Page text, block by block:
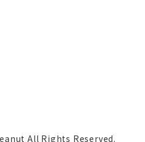
All Rights Reserved.